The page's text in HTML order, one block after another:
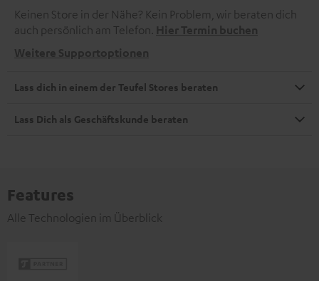
Keinen Store in der Nähe? Kein Problem, wir beraten dich
auch persönlich am Telefon. Hier Termin buchen
Weitere Supportoptionen
Lass dich in einem der Teufel Stores beraten
Lass Dich als Geschäftskunde beraten
Features
Alle Technologien im Überblick